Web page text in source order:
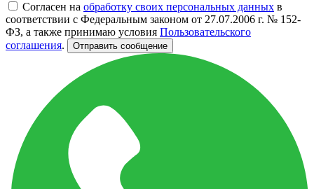
Согласен на обработку своих персональных данных в
соответствии с Федеральным законом от 27.07.2006 г. № 152-
ФЗ, а также принимаю условия Пользовательского
соглашения. Отправить сообщение